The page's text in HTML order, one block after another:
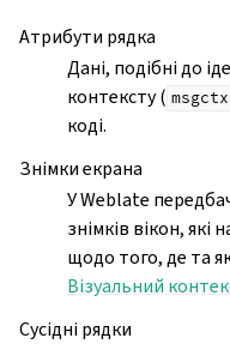
Атрибути рядка
Дані, подібні до
контексту (
коді.
Знімки екрана
У Weblate
знімків вікон,
щодо того, де та
Візуальний
Сусідні рядки